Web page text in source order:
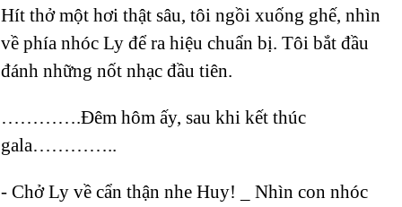
Hít thở một hơi thật sâu, tôi ngồi xuống ghế, nhìn
về phía nhóc Ly để ra hiệu chuẩn bị. Tôi bắt đầu
đánh những nốt nhạc đầu tiên.
………….Đêm hôm ấy, sau khi kết thúc
gala…………..
- Chở Ly về cẩn thận nhe Huy! _ Nhìn con nhóc